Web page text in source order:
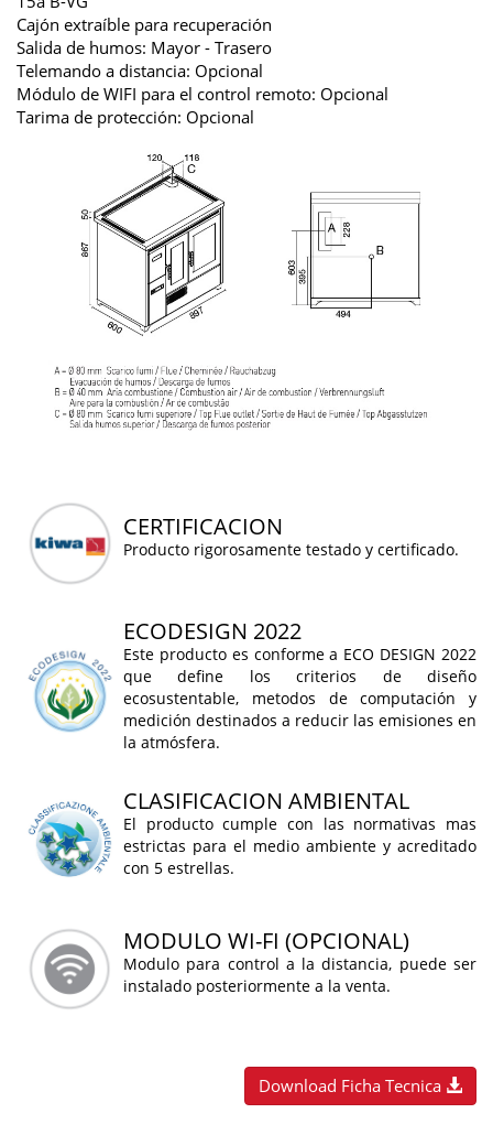
Cajón extraíble para recuperación
Salida de humos: Mayor - Trasero
Telemando a distancia: Opcional
Módulo de WIFI para el control remoto: Opcional
Tarima de protección: Opcional
CERTIFICACION
Producto rigorosamente testado y certificado.
ECODESIGN 2022
Este producto es conforme a ECO DESIGN 2022
que define los criterios de diseño
ecosustentable, metodos de computación y
medición destinados a reducir las emisiones en
la atmósfera.
CLASIFICACION AMBIENTAL
El producto cumple con las normativas mas
estrictas para el medio ambiente y acreditado
con 5 estrellas.
MODULO WI-FI (OPCIONAL)
Modulo para control a la distancia, puede ser
instalado posteriormente a la venta.
Download Ficha Tecnica